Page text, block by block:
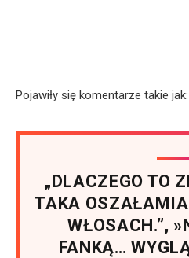
Pojawiły się komentarze takie jak:
„DLACZEGO TO
TAKA
WŁOSACH.”,
FANKĄ…